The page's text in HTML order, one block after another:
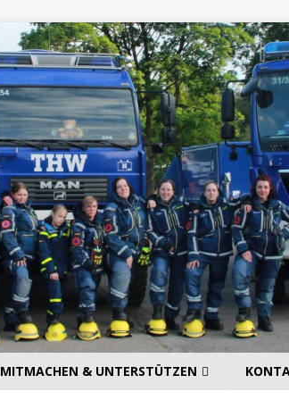
MITMACHEN & UNTERSTÜTZEN